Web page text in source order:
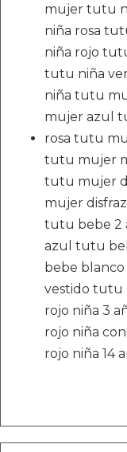
mujer tutu
niña rosa
niña rojo
tutu niña
niña tutu
mujer azul
rosa tutu
tutu mujer
tutu mujer
mujer
tutu bebe 2
azul tutu
bebe
vestido tutu
rojo niña 3
rojo niña
rojo niña 14